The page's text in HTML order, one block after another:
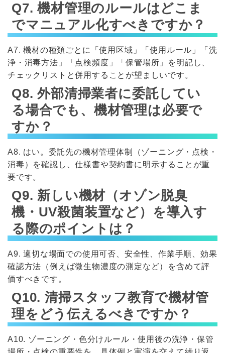
Q7. 機材管理のルールはどこま
でマニュアル化すべきですか？
A7. 機材の種類ごとに「使用区域」「使用ルール」「洗
浄・消毒方法」「点検頻度」「保管場所」を明記し、
チェックリストと併用することが望ましいです。
Q8. 外部清掃業者に委託してい
る場合でも、機材管理は必要で
すか？
A8. はい。委託先の機材管理体制（ゾーニング・点検・
消毒）を確認し、仕様書や契約書に明示することが重
要です。
Q9. 新しい機材（オゾン脱臭
機・UV殺菌装置など）を導入す
る際のポイントは？
A9. 適切な場面での使用可否、安全性、作業手順、効果
確認方法（例えば微生物濃度の測定など）を含めて評
価すべきです。
Q10. 清掃スタッフ教育で機材管
理をどう伝えるべきですか？
A10. ゾーニング・色分けルール・使用後の洗浄・保管